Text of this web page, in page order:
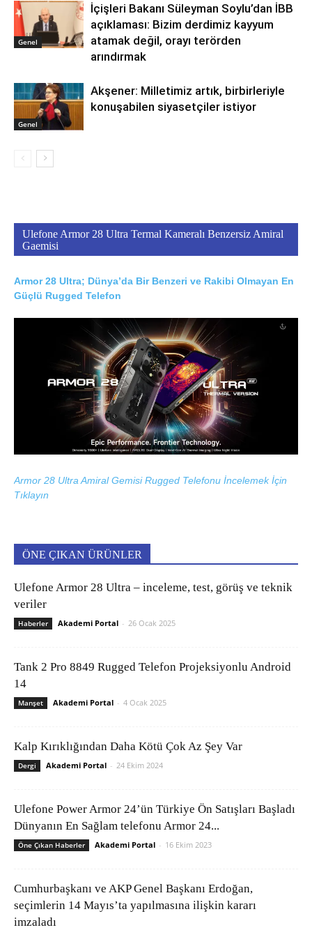
Genel
İçişleri Bakanı Süleyman Soylu’dan İBB
açıklaması: Bizim derdimiz kayyum
atamak değil, orayı terörden
arındırmak
Genel
Akşener: Milletimiz artık, birbirleriyle
konuşabilen siyasetçiler istiyor
Ulefone Armor 28 Ultra Termal Kameralı Benzersiz Amiral
Gaemisi
Armor 28 Ultra; Dünya’da Bir Benzeri ve Rakibi Olmayan En
Güçlü Rugged Telefon
Armor 28 Ultra Amiral Gemisi Rugged Telefonu İncelemek İçin
Tıklayın
ÖNE ÇIKAN ÜRÜNLER
Ulefone Armor 28 Ultra – inceleme, test, görüş ve teknik
veriler
Haberler Akademi Portal - 26 Ocak 2025
Tank 2 Pro 8849 Rugged Telefon Projeksiyonlu Android
14
Manşet Akademi Portal - 4 Ocak 2025
Kalp Kırıklığından Daha Kötü Çok Az Şey Var
Dergi Akademi Portal - 24 Ekim 2024
Ulefone Power Armor 24’ün Türkiye Ön Satışları Başladı
Dünyanın En Sağlam telefonu Armor 24...
Öne Çıkan Haberler Akademi Portal - 16 Ekim 2023
Cumhurbaşkanı ve AKP Genel Başkanı Erdoğan,
seçimlerin 14 Mayıs’ta yapılmasına ilişkin kararı
imzaladı